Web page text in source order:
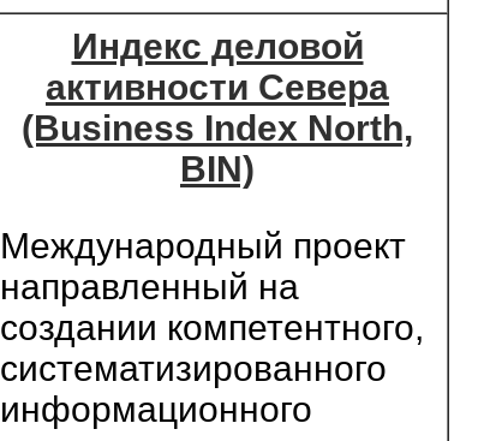
Индекс деловой
активности Севера
(Business Index North,
BIN)
Международный проект
направленный на
создании компетентного,
систематизированного
информационного